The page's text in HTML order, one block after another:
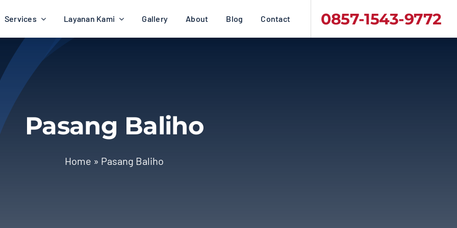
Services Layanan Kami Gallery About Blog Contact 0857-1543-9772
Pasang Baliho
Home » Pasang Baliho